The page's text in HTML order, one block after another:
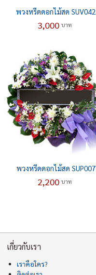
พวงหรีดดอกไม้สด SUV042
3,000 บาท
พวงหรีดดอกไม้สด SUP007
2,200 บาท
เกี่ยวกับเรา
เราคือใคร?